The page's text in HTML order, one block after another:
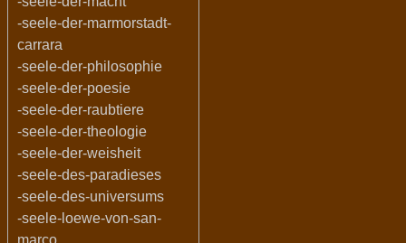
-seele-der-marmorstadt-
carrara
-seele-der-philosophie
-seele-der-poesie
-seele-der-raubtiere
-seele-der-theologie
-seele-der-weisheit
-seele-des-paradieses
-seele-des-universums
-seele-loewe-von-san-